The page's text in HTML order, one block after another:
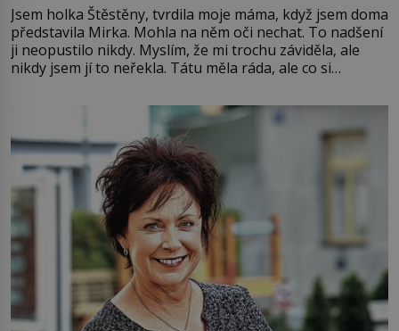
Jsem holka Štěstěny, tvrdila moje máma, když jsem doma
představila Mirka. Mohla na něm oči nechat. To nadšení
ji neopustilo nikdy. Myslím, že mi trochu záviděla, ale
nikdy jsem jí to neřekla. Tátu měla ráda, ale co si
Jsme spolu moc rádi Tehdy byla jiná doba, když